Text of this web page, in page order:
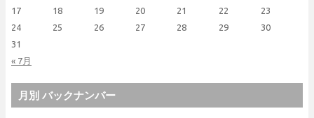
« 7月
17
18 19 20 21 22
23
24
25 26 27 28 29
30
31
月別 バックナンバー